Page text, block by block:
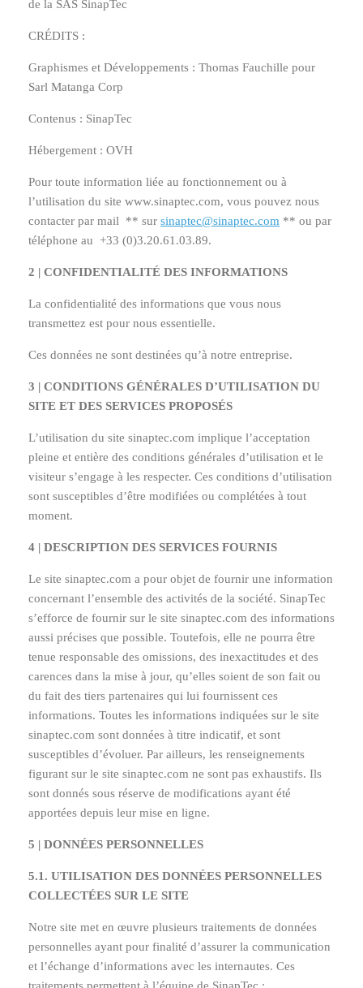
de la SAS SinapTec
CRÉDITS :
Graphismes et Développements : Thomas Fauchille pour
Sarl Matanga Corp
Contenus : SinapTec
Hébergement : OVH
Pour toute information liée au fonctionnement ou à
l’utilisation du site www.sinaptec.com, vous pouvez nous
contacter par mail ** sur sinaptec@sinaptec.com ** ou par
téléphone au +33 (0)3.20.61.03.89.
2 | CONFIDENTIALITÉ DES INFORMATIONS
La confidentialité des informations que vous nous
transmettez est pour nous essentielle.
Ces données ne sont destinées qu’à notre entreprise.
3 | CONDITIONS GÉNÉRALES D’UTILISATION DU
SITE ET DES SERVICES PROPOSÉS
L’utilisation du site sinaptec.com implique l’acceptation
pleine et entière des conditions générales d’utilisation et le
visiteur s’engage à les respecter. Ces conditions d’utilisation
sont susceptibles d’être modifiées ou complétées à tout
moment.
4 | DESCRIPTION DES SERVICES FOURNIS
Le site sinaptec.com a pour objet de fournir une information
concernant l’ensemble des activités de la société. SinapTec
s’efforce de fournir sur le site sinaptec.com des informations
aussi précises que possible. Toutefois, elle ne pourra être
tenue responsable des omissions, des inexactitudes et des
carences dans la mise à jour, qu’elles soient de son fait ou
du fait des tiers partenaires qui lui fournissent ces
informations. Toutes les informations indiquées sur le site
sinaptec.com sont données à titre indicatif, et sont
susceptibles d’évoluer. Par ailleurs, les renseignements
figurant sur le site sinaptec.com ne sont pas exhaustifs. Ils
sont donnés sous réserve de modifications ayant été
apportées depuis leur mise en ligne.
5 | DONNÉES PERSONNELLES
5.1. UTILISATION DES DONNÉES PERSONNELLES
COLLECTÉES SUR LE SITE
Notre site met en œuvre plusieurs traitements de données
personnelles ayant pour finalité d’assurer la communication
et l’échange d’informations avec les internautes. Ces